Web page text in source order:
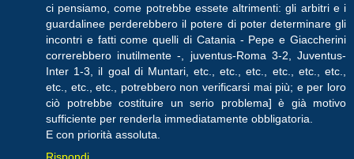
ci pensiamo, come potrebbe essete altrimenti: gli arbitri e i
guardalinee perderebbero il potere di poter determinare gli
incontri e fatti come quelli di Catania - Pepe e Giaccherini
correrebbero inutilmente -, juventus-Roma 3-2, Juventus-
Inter 1-3, il goal di Muntari, etc., etc., etc., etc., etc., etc.,
etc., etc., etc., potrebbero non verificarsi mai più; e per loro
ciò potrebbe costituire un serio problema] è già motivo
sufficiente per renderla immediatamente obbligatoria.
E con priorità assoluta.
Rispondi